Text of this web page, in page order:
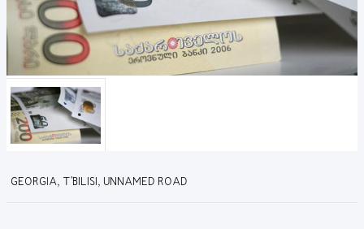
GEORGIA, T'BILISI, UNNAMED ROAD